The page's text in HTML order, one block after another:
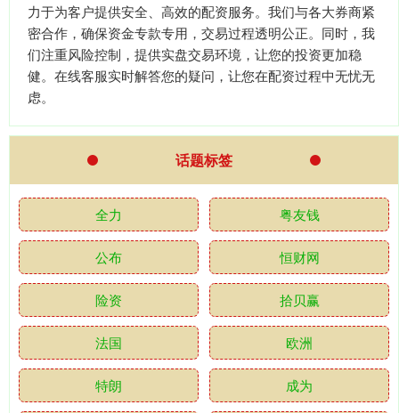
力于为客户提供安全、高效的配资服务。我们与各大券商紧
密合作，确保资金专款专用，交易过程透明公正。同时，我
们注重风险控制，提供实盘交易环境，让您的投资更加稳
健。在线客服实时解答您的疑问，让您在配资过程中无忧无
虑。
话题标签
全力 粤友钱
公布 恒财网
险资 拾贝赢
法国 欧洲
特朗 成为